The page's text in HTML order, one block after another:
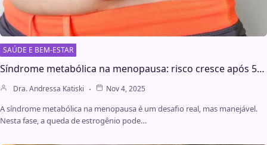
SAÚDE E BEM-ESTAR
Síndrome metabólica na menopausa: risco cresce após 5…
Dra. Andressa Katiski Nov 4, 2025
A síndrome metabólica na menopausa é um desafio real, mas manejável.
Nesta fase, a queda de estrogênio pode…